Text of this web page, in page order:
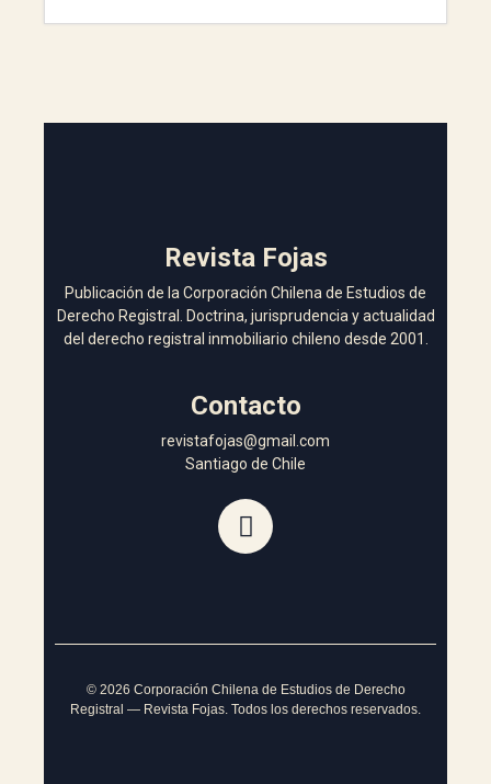
Revista Fojas
Publicación de la Corporación Chilena de Estudios de
Derecho Registral. Doctrina, jurisprudencia y actualidad
del derecho registral inmobiliario chileno desde 2001.
Contacto
revistafojas@gmail.com
Santiago de Chile
© 2026 Corporación Chilena de Estudios de Derecho
Registral — Revista Fojas. Todos los derechos reservados.